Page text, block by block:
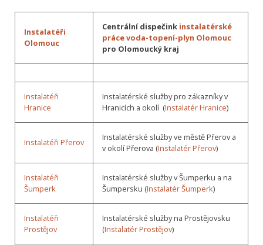
Instalatéři
Olomouc
Centrální dispečink instalatérské
práce voda-topení-plyn Olomouc
pro Olomoucký kraj
Instalatéři
Hranice
Instalatérské služby pro zákazníky v
Hranicích a okolí (Instalatér Hranice)
Instalatéři Přerov
Instalatérské služby ve městě Přerov a
v okolí Přerova (Instalatér Přerov)
Instalatéři
Šumperk
Instalatérské služby v Šumperku a na
Šumpersku (Instalatér Šumperk)
Instalatéři
Prostějov
Instalatérské služby na Prostějovsku
(Instalatér Prostějov)